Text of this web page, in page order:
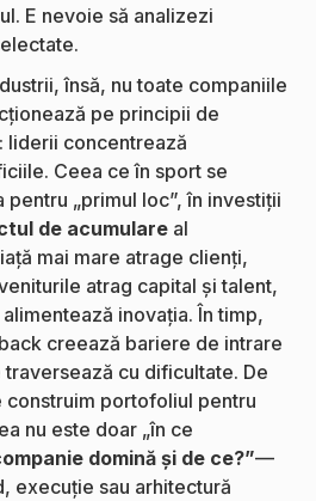
E nevoie să analizezi
însă, nu toate companiile
pe principii de
: liderii concentrează
Ceea ce în sport se
„primul loc”, în investiții
de acumulare al
mai mare atrage clienți,
atrag capital și talent,
inovația. În timp,
creează bariere de intrare
cu dificultate. De
construim portofoliul pentru
nu este doar „în ce
domină și de ce?”—
execuție sau arhitectură